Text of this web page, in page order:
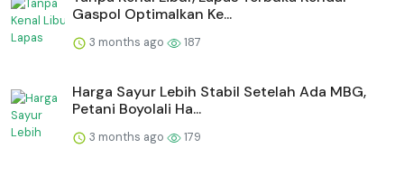
Gaspol Optimalkan Ke...
3 months ago 187
Harga Sayur Lebih Stabil Setelah Ada MBG,
Petani Boyolali Ha...
3 months ago 179